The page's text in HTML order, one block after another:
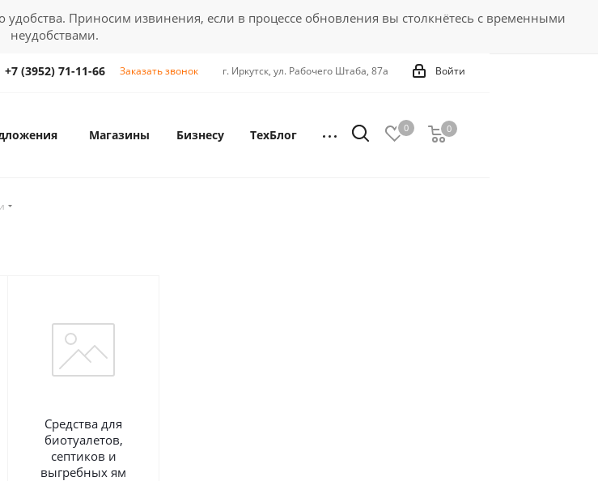
Приносим извинения, если в процессе обновления вы столкнётесь с временными
неудобствами.
Войти
г. Иркутск, ул. Рабочего Штаба, 87а
+7 (3952) 71-11-66 Заказать звонок
0 0
0
Магазины Бизнесу ТехБлог
Средства для
биотуалетов,
септиков и
выгребных ям